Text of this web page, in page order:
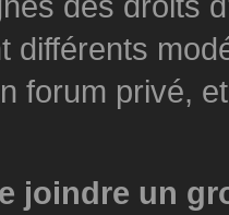
différents
forum privé,
joindre un